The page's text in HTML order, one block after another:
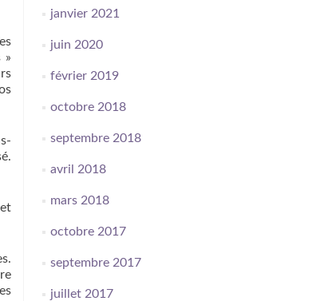
»
janvier 2021
juin 2020
février 2019
octobre 2018
septembre 2018
avril 2018
mars 2018
octobre 2017
septembre 2017
juillet 2017